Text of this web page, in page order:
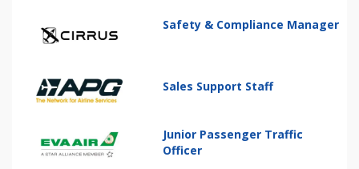
Safety & Compliance Manager
Sales Support Staff
Junior Passenger Traffic
Officer